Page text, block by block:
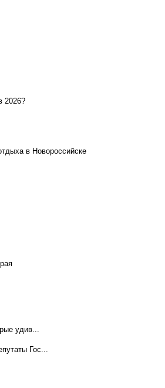
2026?
в Новороссийске
удив...
Гос...